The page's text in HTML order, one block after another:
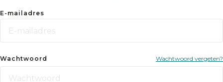
E-mailadres
Wachtwoord Wachtwoord vergeten?